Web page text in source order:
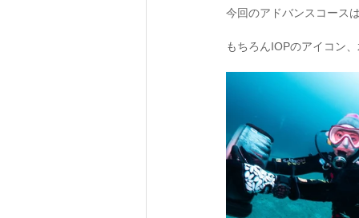
今回のアドバンスコース
もちろんIOPのアイコン